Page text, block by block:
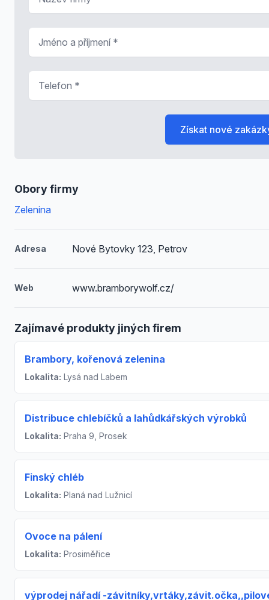
Obory firmy
Zelenina
Adresa Nové Bytovky 123, Petrov
Web www.bramborywolf.cz/
Zajímavé produkty jiných firem
Brambory, kořenová zelenina
Lokalita: Lysá nad Labem
Distribuce chlebíčků a lahůdkářských výrobků
Lokalita: Praha 9, Prosek
Finský chléb
Lokalita: Planá nad Lužnicí
Ovoce na pálení
Lokalita: Prosiměřice
výprodej nářadí -
Získat nové